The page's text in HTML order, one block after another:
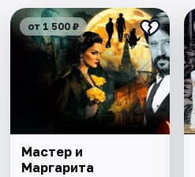
от 1 500 ₽
Мастер и
Маргарита